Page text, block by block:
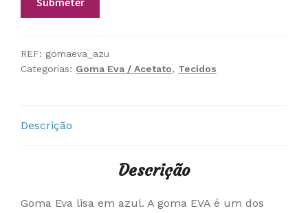
REF: gomaeva_azu
Categorias: Goma Eva / Acetato, Tecidos
Descrição
Descrição
Goma Eva lisa em azul. A goma EVA é um dos